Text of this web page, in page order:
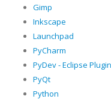
Gimp
Inkscape
Launchpad
PyCharm
PyDev - Eclipse Plugin
PyQt
Python